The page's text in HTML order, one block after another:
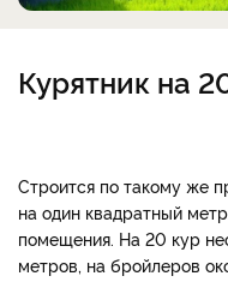
Курятник на
Строится по такому же
на один квадратный
помещения. На 20 кур
метров, на бройлеров